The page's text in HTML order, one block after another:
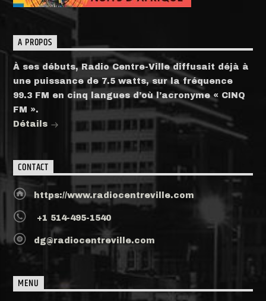
A PROPOS
À ses débuts, Radio Centre-Ville diffusait déjà à
une puissance de 7.5 watts, sur la fréquence
99.3 FM en cinq langues d’où l’acronyme « CINQ
FM ».
Détails
CONTACT
https://www.radiocentreville.com
+1 514-495-1540
dg@radiocentreville.com
MENU